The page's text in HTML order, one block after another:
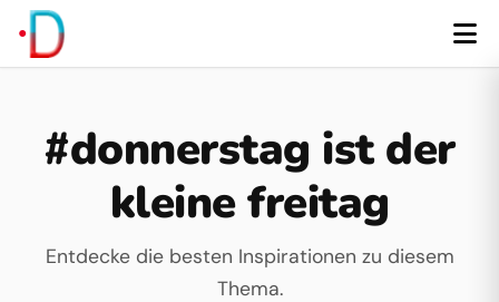
#donnerstag ist der
kleine freitag
Entdecke die besten Inspirationen zu diesem
Thema.